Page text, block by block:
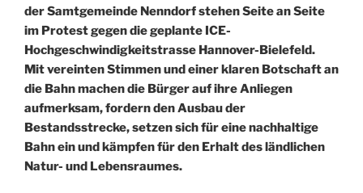
der Samtgemeinde Nenndorf stehen Seite an Seite
im Protest gegen die geplante ICE-
Hochgeschwindigkeitstrasse Hannover-Bielefeld.
Mit vereinten Stimmen und einer klaren Botschaft an
die Bahn machen die Bürger auf ihre Anliegen
aufmerksam, fordern den Ausbau der
Bestandsstrecke, setzen sich für eine nachhaltige
Bahn ein und kämpfen für den Erhalt des ländlichen
Natur- und Lebensraumes.